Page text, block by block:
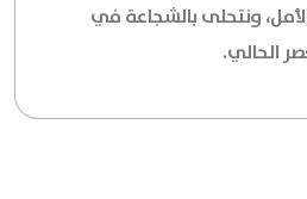
ونتحلى بالشجاعة في
الحالي.